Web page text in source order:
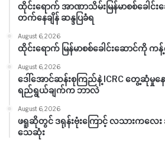
ထိုင်းရောက် အာဏာသိမ်းမြန်မာစစ်ခေါင်းဆ
တက်နေချိန် ဆန္ဒပြခံရ
August 6, 2026
ထိုင်းရောက် မြန်မာစစ်ခေါင်းဆောင်ကို က
August 6, 2026
ဒေါ်အောင်ဆန်းစုကြည်နဲ့ ICRC တွေ့ဆုံမှု
ရည်ရွယ်ချက်က ဘာလဲ
August 6, 2026
ဖရူဆိုတွင် ဒရုန်းဗုံးကြောင့် လသားကလေး
သေဆုံး